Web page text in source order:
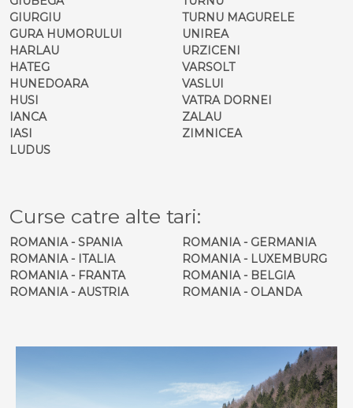
GIURGIU
GURA HUMORULUI
HARLAU
HATEG
HUNEDOARA
HUSI
IANCA
IASI
LUDUS
TURNU MAGURELE
UNIREA
URZICENI
VARSOLT
VASLUI
VATRA DORNEI
ZALAU
ZIMNICEA
Curse catre alte tari:
ROMANIA - SPANIA
ROMANIA - ITALIA
ROMANIA - FRANTA
ROMANIA - AUSTRIA
ROMANIA - GERMANIA
ROMANIA - LUXEMBURG
ROMANIA - BELGIA
ROMANIA - OLANDA